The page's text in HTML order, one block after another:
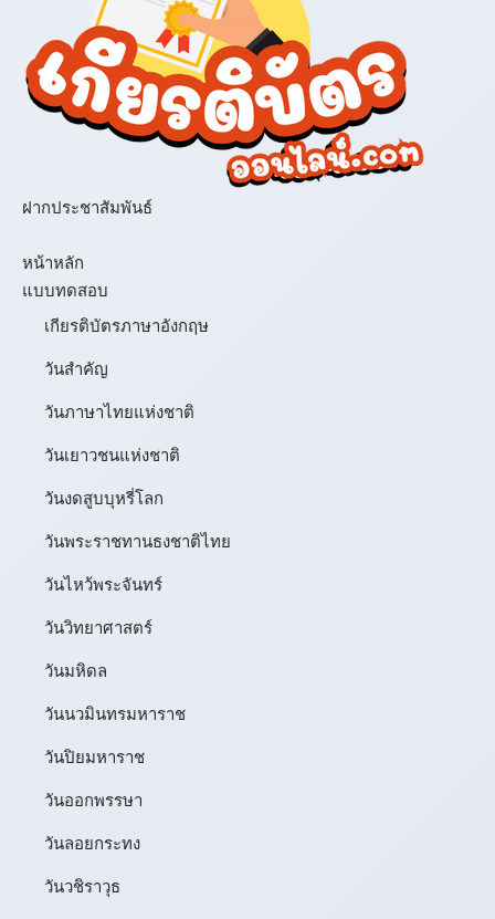
ฝากประชาสัมพันธ์
หน้าหลัก
แบบทดสอบ
เกียรติบัตรภาษาอังกฤษ
วันสำคัญ
วันภาษาไทยแห่งชาติ
วันเยาวชนแห่งชาติ
วันงดสูบบุหรี่โลก
วันพระราชทานธงชาติไทย
วันไหว้พระจันทร์​
วันวิทยาศาสตร์
วันมหิดล
วันนวมินทรมหาราช
วันปิยมหาราช
วันออกพรรษา
วันลอยกระทง
วันวชิราวุธ